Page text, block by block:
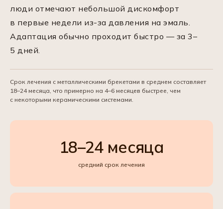
люди отмечают небольшой дискомфорт
в первые недели из-за давления на эмаль.
Адаптация обычно проходит быстро — за 3–
5 дней.
Срок лечения с металлическими брекетами в среднем составляет
18–24 месяца, что примерно на 4–6 месяцев быстрее, чем
с некоторыми керамическими системами.
18–24 месяца
средний срок лечения